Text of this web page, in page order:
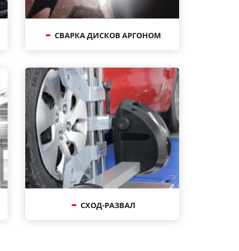
СВАРКА ДИСКОВ АРГОНОМ
СХОД-РАЗВАЛ